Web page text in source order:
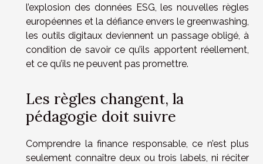
l’explosion des données ESG, les nouvelles règles
européennes et la défiance envers le greenwashing,
les outils digitaux deviennent un passage obligé, à
condition de savoir ce qu’ils apportent réellement,
et ce qu’ils ne peuvent pas promettre.
Les règles changent, la
pédagogie doit suivre
Comprendre la finance responsable, ce n’est plus
seulement connaître deux ou trois labels, ni réciter